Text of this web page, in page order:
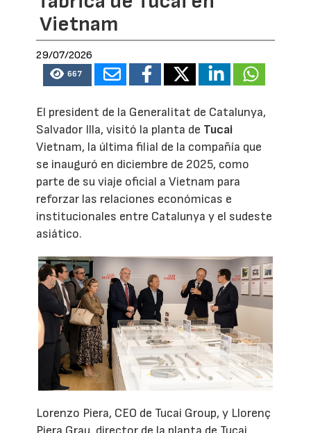
Vietnam
29/07/2026
667
El president de la Generalitat de Catalunya,
Salvador Illa, visitó la planta de Tucai
Vietnam, la última filial de la compañía que
se inauguró en diciembre de 2025, como
parte de su viaje oficial a Vietnam para
reforzar las relaciones económicas e
institucionales entre Catalunya y el sudeste
asiático.
Lorenzo Piera, CEO de Tucai Group, y Llorenç